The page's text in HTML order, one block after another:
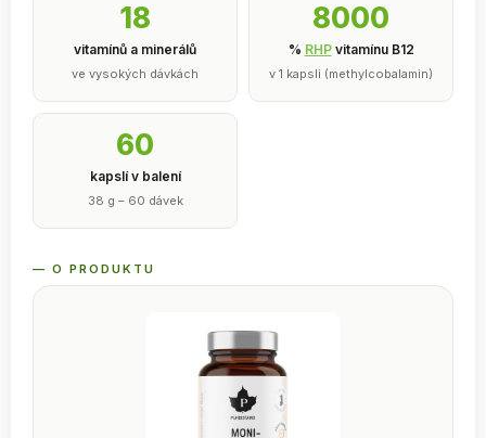
18
vitamínů a minerálů
ve vysokých dávkách
8000
% RHPvitamínu B12
v 1 kapsli (methylcobalamin)
60
kapslí v balení
38 g – 60 dávek
— O PRODUKTU